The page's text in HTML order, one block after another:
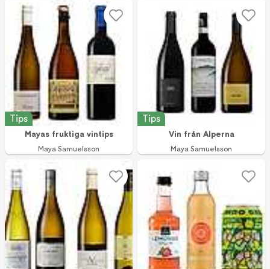
Tips
Mayas fruktiga vintips
Maya Samuelsson
Tips
Vin från Alperna
Maya Samuelsson